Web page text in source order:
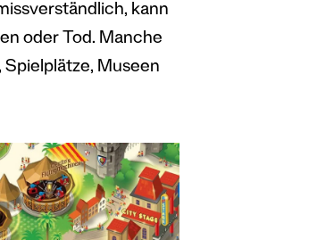
kann
oder Tod. Manche
Museen